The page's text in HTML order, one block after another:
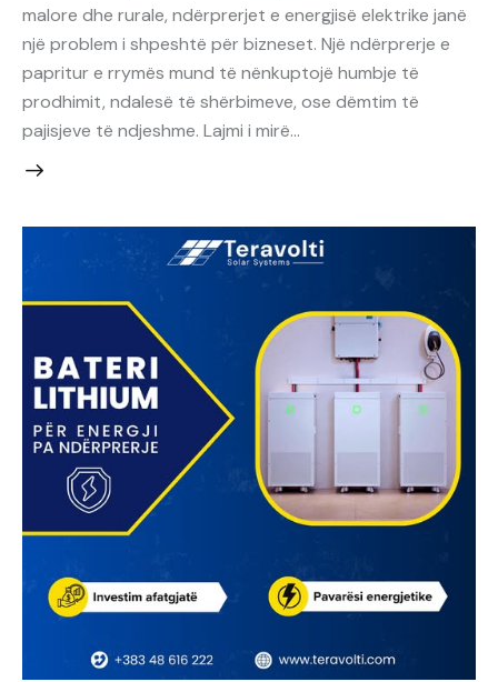
malore dhe rurale, ndërprerjet e energjisë elektrike janë
një problem i shpeshtë për bizneset. Një ndërprerje e
papritur e rrymës mund të nënkuptojë humbje të
prodhimit, ndalesë të shërbimeve, ose dëmtim të
pajisjeve të ndjeshme. Lajmi i mirë…